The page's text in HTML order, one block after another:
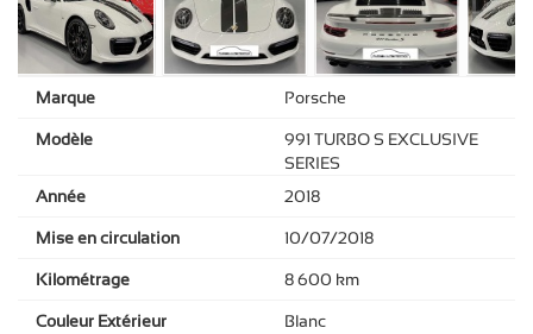
Marque Porsche
Modèle
991 TURBO S EXCLUSIVE
SERIES
Année
2018
Mise en circulation 10/07/2018
Kilométrage 8 600 km
Couleur Extérieur Blanc